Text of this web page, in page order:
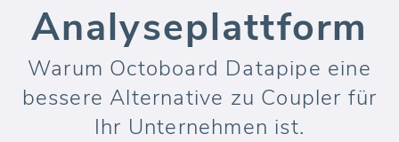
Analyseplattform
Warum Octoboard Datapipe eine
bessere Alternative zu Coupler für
Ihr Unternehmen ist.